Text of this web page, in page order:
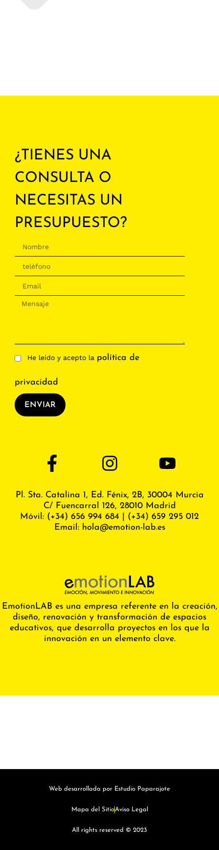
¿TIENES UNA
CONSULTA O
NECESITAS UN
PRESUPUESTO?
He leído y acepto la política de
privacidad
ENVIAR
EmotionLAB es una empresa referente en la creación,
diseño, renovación y transformación de espacios
educativos, que desarrolla proyectos en los que la
innovación en un elemento clave.
Pl. Sta. Catalina 1, Ed. Fénix, 2B, 30004 Murcia
C/ Fuencarral 126, 28010 Madrid
Móvil: (+34) 656 994 684
(+34) 659 295 012
Email: hola@emotion-lab.es
All rights reserved © 2023
Mapa del SitioAviso Legal
Web desarrollada por Estudio Paparajote